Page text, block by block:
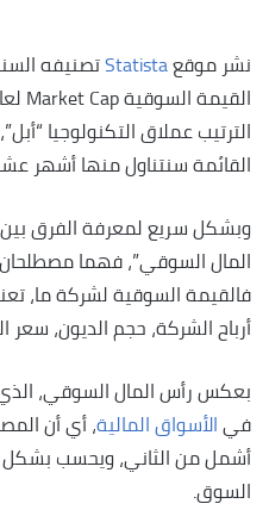
نشر موقعStatistaتصنيفه
الترتيب عملاق التكنولوجيا
القائمة سنتناول منها أشهر
وبشكل سريع لمعرفة الفرق
المال السوقي”، فهما
فالقيمة السوقية لشركة ما،
أرباح الشركة، حجم الديون،
بعكس رأس المال السوقي،
فيالأسواق المالية، أي أن
أشمل من الثاني، ويحسب
السوق.